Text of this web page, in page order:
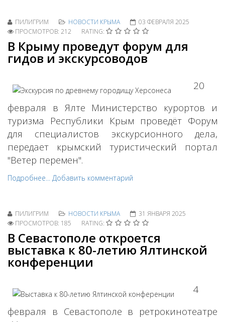
ПИЛИГРИМ НОВОСТИ КРЫМА
03 ФЕВРАЛЯ 2025
ПРОСМОТРОВ: 212
RATING:
В Крыму проведут форум для
гидов и экскурсоводов
20
февраля в Ялте Министерство курортов и
туризма Республики Крым проведёт Форум
для специалистов экскурсионного дела,
передает крымский туристический портал
"Ветер перемен".
Подробнее... Добавить комментарий
ПИЛИГРИМ НОВОСТИ КРЫМА
31 ЯНВАРЯ 2025
ПРОСМОТРОВ: 185
RATING:
В Севастополе откроется
выставка к 80-летию Ялтинской
конференции
4
февраля в Севастополе в ретрокинотеатре